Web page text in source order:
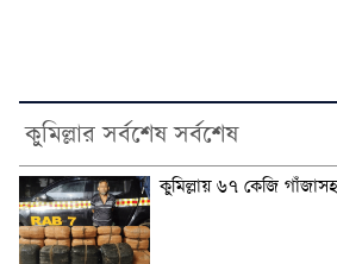
কুমিল্লার সর্বশেষ সর্বশেষ
কুমিল্লায় ৬৭ কেজি